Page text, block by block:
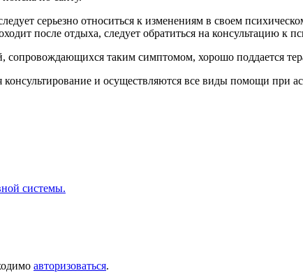
серьезно относиться к изменениям в своем
после отдыха, следует обратиться на консультацию к
сопровождающихся таким симптомом, хорошо поддается
и осуществляются все виды помощи при
авторизоваться.